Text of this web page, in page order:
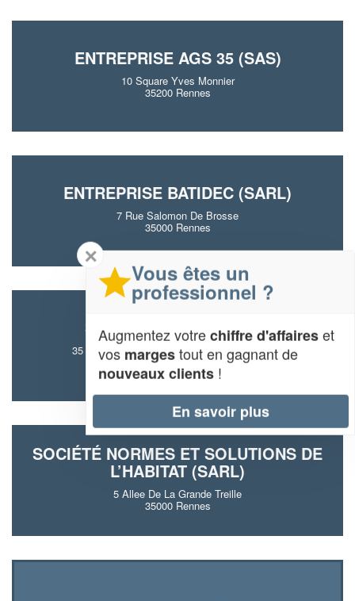
ENTREPRISE AGS 35 (SAS)
10 Square Yves Monnier
35200 Rennes
ENTREPRISE BATIDEC (SARL)
7 Rue Salomon De Brosse
35000 Rennes
SOCIÉTÉ RBS 35 (SARL)
35 Boulevard Marechal De Lattre De Tassigny
35000 Rennes
SOCIÉTÉ NORMES ET SOLUTIONS DE
L’HABITAT (SARL)
5 Allee De La Grande Treille
35000 Rennes
✕
Vous êtes un
professionnel ?
Augmentez votrechiffre d'affaireset
vos margestout en gagnant de
nouveaux clients !
En savoir plus